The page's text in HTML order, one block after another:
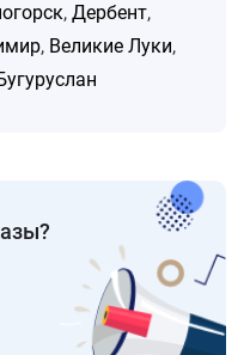
, Дербент,
, Великие Луки,